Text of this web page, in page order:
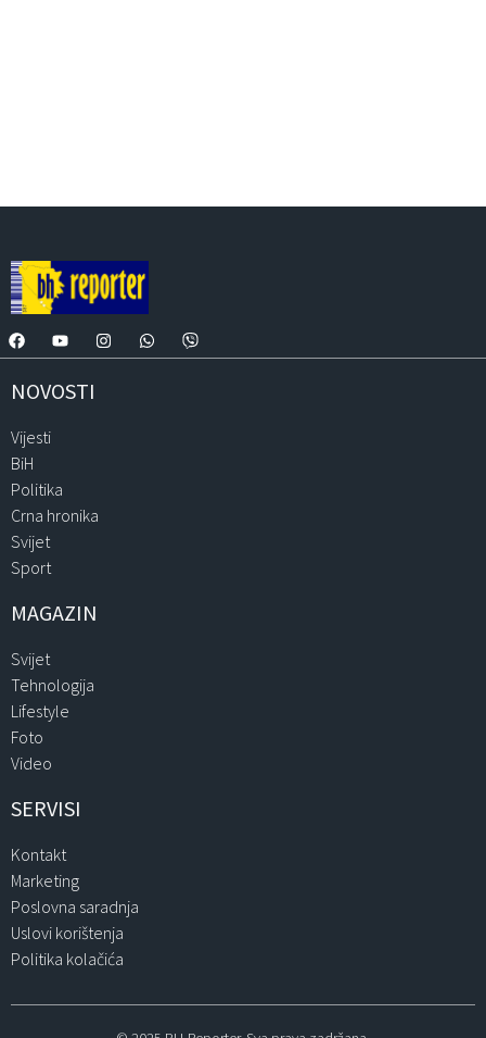
NOVOSTI
Vijesti
BiH
Politika
Crna hronika
Svijet
Sport
MAGAZIN
Svijet
Tehnologija
Lifestyle
Foto
Video
SERVISI
Kontakt
Marketing
Poslovna saradnja
Uslovi korištenja
Politika kolačića